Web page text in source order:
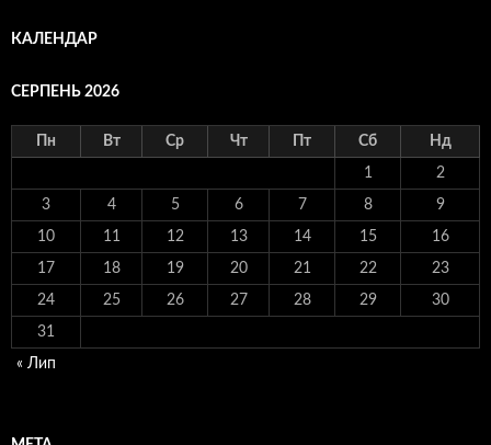
КАЛЕНДАР
СЕРПЕНЬ 2026
Пн Вт Ср Чт Пт Сб Нд
1 2
3 4 5 6 7 8 9
10 11 12 13 14 15 16
17 18 19 20 21 22 23
24 25 26 27 28 29 30
31
« Лип